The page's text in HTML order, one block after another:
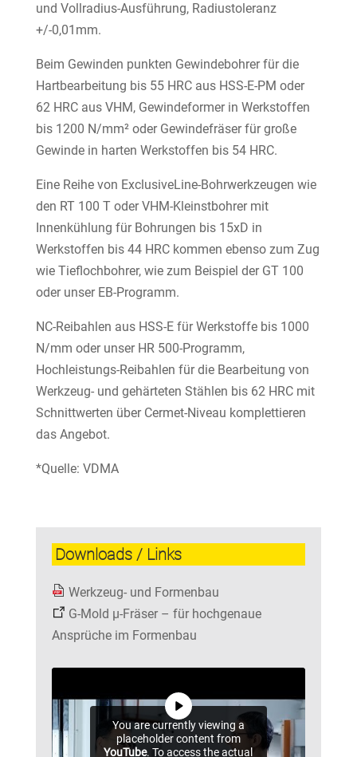
und Vollradius-Ausführung, Radiustoleranz
+/-0,01mm.
Beim Gewinden punkten Gewindebohrer für die
Hartbearbeitung bis 55 HRC aus HSS-E-PM oder
62 HRC aus VHM, Gewindeformer in Werkstoffen
bis 1200 N/mm² oder Gewindefräser für große
Gewinde in harten Werkstoffen bis 54 HRC.
Eine Reihe von ExclusiveLine-Bohrwerkzeugen wie
den RT 100 T oder VHM-Kleinstbohrer mit
Innenkühlung für Bohrungen bis 15xD in
Werkstoffen bis 44 HRC kommen ebenso zum Zug
wie Tieflochbohrer, wie zum Beispiel der GT 100
oder unser EB-Programm.
NC-Reibahlen aus HSS-E für Werkstoffe bis 1000
N/mm oder unser HR 500-Programm,
Hochleistungs-Reibahlen für die Bearbeitung von
Werkzeug- und gehärteten Stählen bis 62 HRC mit
Schnittwerten über Cermet-Niveau komplettieren
das Angebot.
*Quelle: VDMA
Downloads / Links
Werkzeug- und Formenbau
G-Mold µ-Fräser – für hochgenaue
Ansprüche im Formenbau
You are currently viewing a
placeholder content from
YouTube. To access the actual